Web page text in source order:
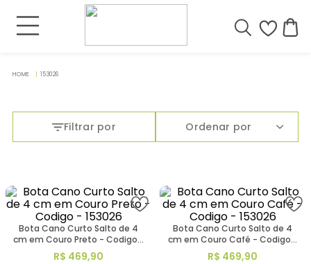
153026
Filtrar por Ordenar por
Bota Cano Curto Salto de 4
cm em Couro Preto - Codigo -
153026
R$ 469,90
Bota Cano Curto Salto de 4
cm em Couro Café - Codigo -
153026
R$ 469,90